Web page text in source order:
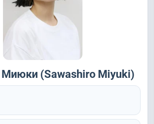
Миюки (Sawashiro Miyuki)